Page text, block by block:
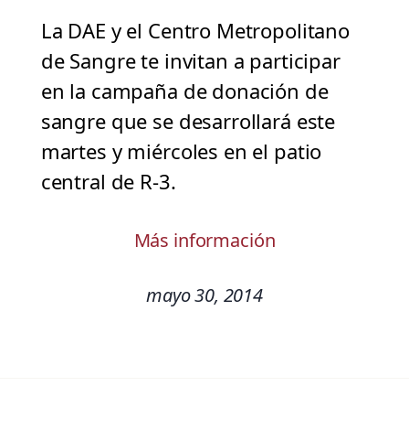
La DAE y el Centro Metropolitano
de Sangre te invitan a participar
en la campaña de donación de
sangre que se desarrollará este
martes y miércoles en el patio
central de R-3.
Más información
mayo 30, 2014